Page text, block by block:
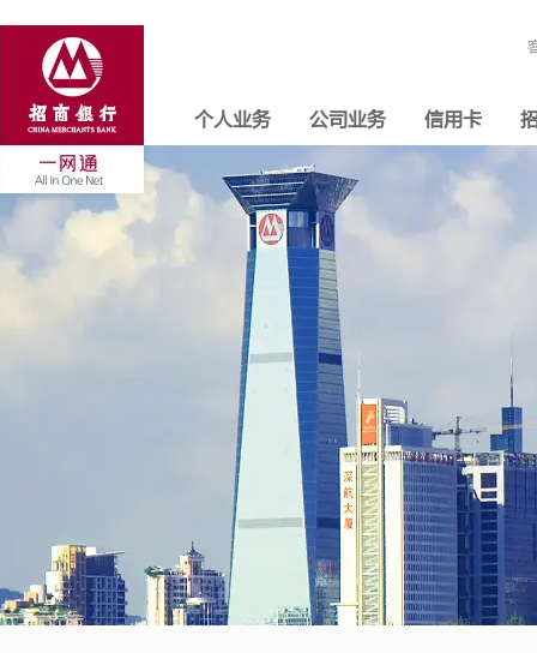
个人业务 公司业务 信用卡